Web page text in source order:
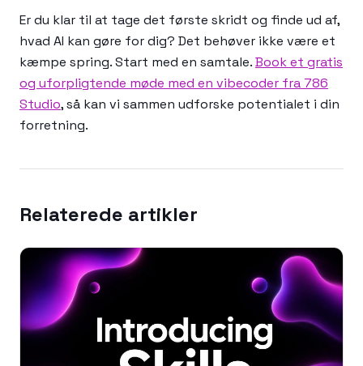
Er du klar til at tage det første skridt og finde ud af,
hvad AI kan gøre for dig? Det behøver ikke være et
kæmpe spring. Start med en samtale.Book et gratis
og uforpligtende møde med en vibecoder fra 786
Studio, så kan vi sammen udforske potentialet i din
forretning.
Relaterede artikler